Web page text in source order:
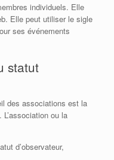
individuels. Elle
Elle peut utiliser le sigle
ses événements
statut
des associations est la
ou la
d’observateur,